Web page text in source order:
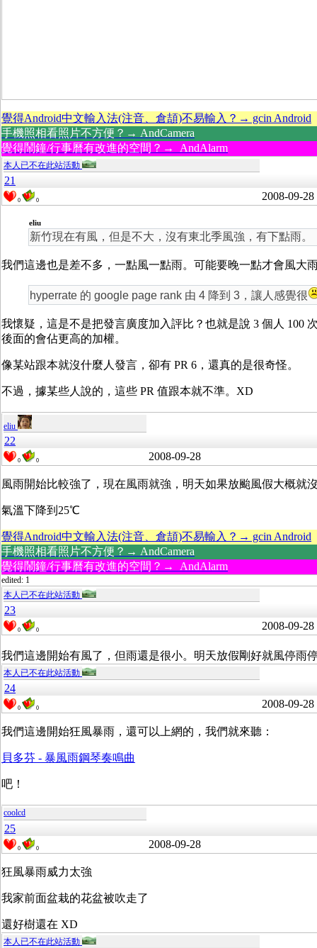
覺得Android中文輸入法(注音、倉頡)不易輸入？→ gcin Android
手機照相看照片不方便？→ AndCamera
覺得鬧鐘/行事曆有改進的空間？→ AndAlarm
本人已不在此站活動
21
0 0 2008-09-28
eliu
新竹現在有風，但是不大，沒有東北季風強，有下點雨。
我們這邊也是差不多，一點風一點雨。可能要晚一點才會風大
hyperrate 的 google page rank 由 4 降到 3，讓人感覺很
我懷疑，這是不是把發言廣度加入評比？也就是說 3 個人 100
後面的會佔更高的加權。
像某站跟本就沒什麼人發言，卻有 PR 6，還真的是很奇怪。
不過，據某些人說的，這些 PR 值跟本就不準。XD
eliu
22
0 0 2008-09-28
風雨開始比較強了，現在風雨就強，明天如果放颱風假大概就
氣溫下降到25℃
覺得Android中文輸入法(注音、倉頡)不易輸入？→ gcin Android
手機照相看照片不方便？→ AndCamera
覺得鬧鐘/行事曆有改進的空間？→ AndAlarm
edited: 1
本人已不在此站活動
23
0 0 2008-09-28
我們這邊開始有風了，但雨還是很小。明天放假剛好就風停雨
本人已不在此站活動
24
0 0 2008-09-28
我們這邊開始狂風暴雨，還可以上網的，我們就來聽：
貝多芬 - 暴風雨鋼琴奏鳴曲
吧！
coolcd
25
0 0 2008-09-28
狂風暴雨威力太強
我家前面盆栽的花盆被吹走了
還好樹還在 XD
本人已不在此站活動